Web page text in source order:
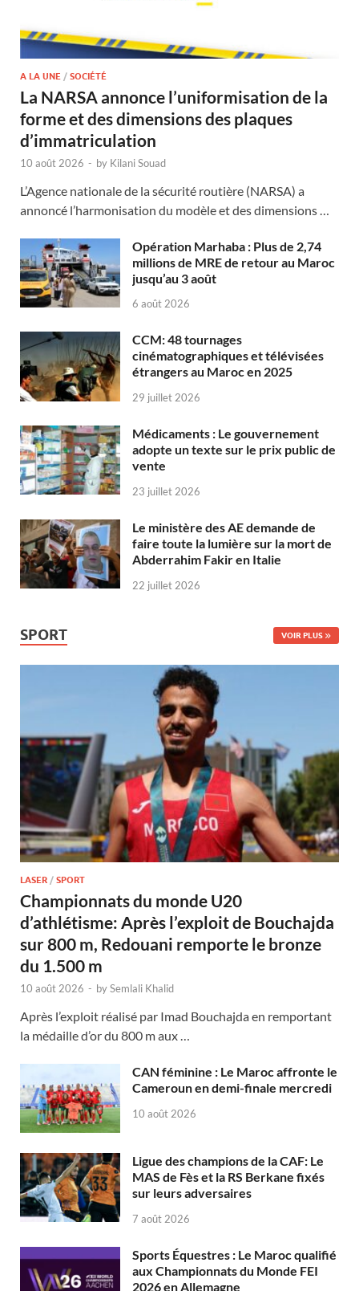
A LA UNE / SOCIÉTÉ
La NARSA annonce l’uniformisation de la
forme et des dimensions des plaques
d’immatriculation
10 août 2026 - by Kilani Souad
L’Agence nationale de la sécurité routière (NARSA) a
annoncé l’harmonisation du modèle et des dimensions …
Opération Marhaba : Plus de 2,74
millions de MRE de retour au Maroc
jusqu’au 3 août
6 août 2026
CCM: 48 tournages
cinématographiques et télévisées
étrangers au Maroc en 2025
29 juillet 2026
Médicaments : Le gouvernement
adopte un texte sur le prix public de
vente
23 juillet 2026
Le ministère des AE demande de
faire toute la lumière sur la mort de
Abderrahim Fakir en Italie
22 juillet 2026
SPORT VOIR PLUS
LASER / SPORT
Championnats du monde U20
d’athlétisme: Après l’exploit de Bouchajda
sur 800 m, Redouani remporte le bronze
du 1.500 m
10 août 2026 - bySemlali Khalid
Après l’exploit réalisé par Imad Bouchajda en remportant
la médaille d’or du 800 m aux …
CAN féminine : Le Maroc affronte le
Cameroun en demi-finale mercredi
10 août 2026
Ligue des champions de la CAF: Le
MAS de Fès et la RS Berkane fixés
sur leurs adversaires
7 août 2026
Sports Équestres : Le Maroc qualifié
aux Championnats du Monde FEI
2026 en Allemagne